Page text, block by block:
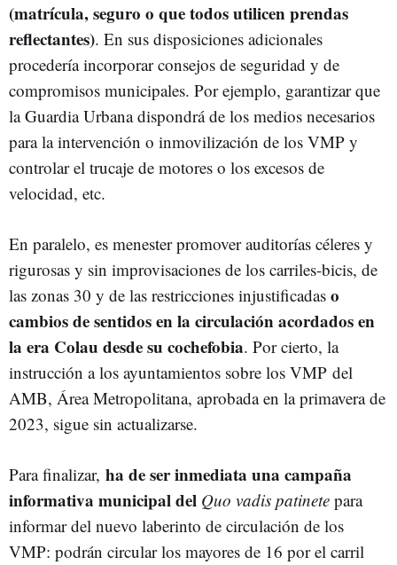
(matrícula, seguro o que todos utilicen prendas
reflectantes). En sus disposiciones adicionales
procedería incorporar consejos de seguridad y de
compromisos municipales. Por ejemplo, garantizar que
la Guardia Urbana dispondrá de los medios necesarios
para la intervención o inmovilización de los VMP y
controlar el trucaje de motores o los excesos de
velocidad, etc.
En paralelo, es menester promover auditorías céleres y
rigurosas y sin improvisaciones de los carriles-bicis, de
las zonas 30 y de las restricciones injustificadas o
cambios de sentidos en la circulación acordados en
la era Colau desde su cochefobia. Por cierto, la
instrucción a los ayuntamientos sobre los VMP del
AMB, Área Metropolitana, aprobada en la primavera de
2023, sigue sin actualizarse.
Para finalizar, ha de ser inmediata una campaña
informativa municipal del Quo vadis patinete para
informar del nuevo laberinto de circulación de los
VMP: podrán circular los mayores de 16 por el carril